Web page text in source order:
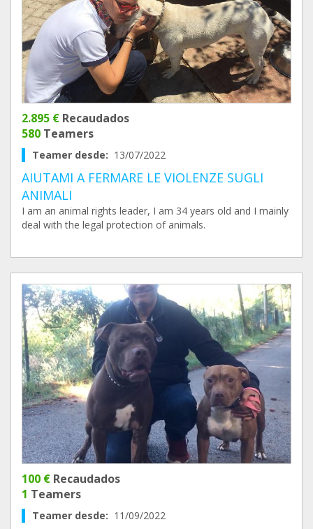
2.895 € Recaudados
580 Teamers
Teamer desde: 13/07/2022
AIUTAMI A FERMARE LE VIOLENZE SUGLI
ANIMALI
I am an animal rights leader, I am 34 years old and I mainly
deal with the legal protection of animals.
100 € Recaudados
1 Teamers
Teamer desde: 11/09/2022